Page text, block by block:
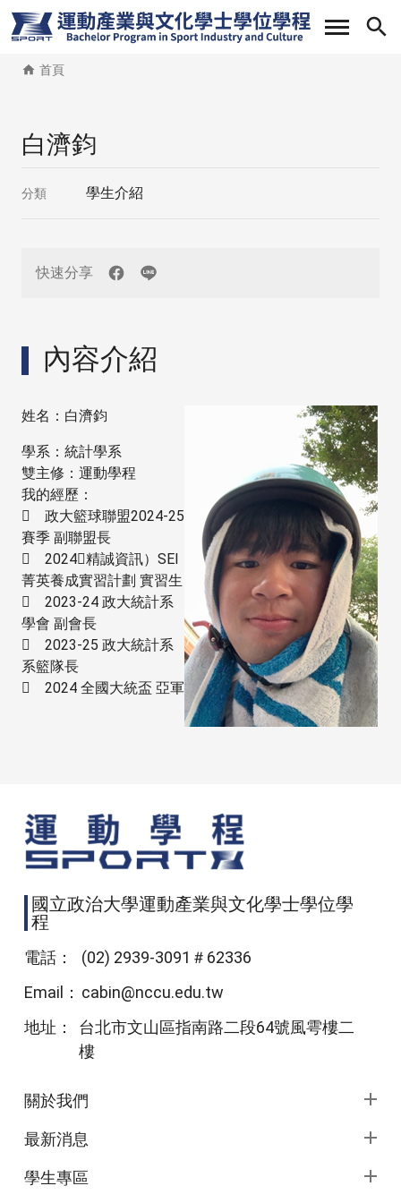
移
至
首頁
白濟鈞
分類 學生介紹
快速分享
內容介紹
姓名：白濟鈞
學系：統計學系
雙主修：運動學程
我的經歷：
 政大籃球聯盟2024-25
賽季 副聯盟長
 2024（精誠資訊）SEI
菁英養成實習計劃 實習生
 2023-24 政大統計系
學會 副會長
 2023-25 政大統計系
系籃隊長
 2024 全國大統盃 亞軍
國立政治大學運動產業與文化學士學位學
程
電話：
(02) 2939-3091＃62336
Email： cabin@nccu.edu.tw
地址：
台北市文山區指南路二段64號風雩樓二
樓
頁尾選單
關於我們
最新消息
學生專區